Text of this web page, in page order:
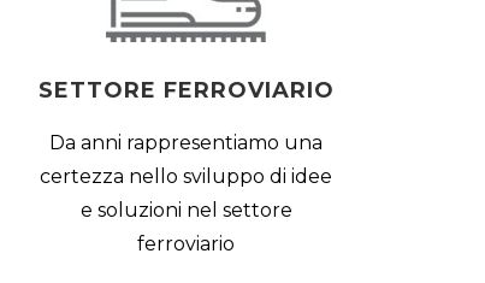
SETTORE FERROVIARIO
Da anni rappresentiamo una
certezza nello sviluppo di idee
e soluzioni nel settore
ferroviario